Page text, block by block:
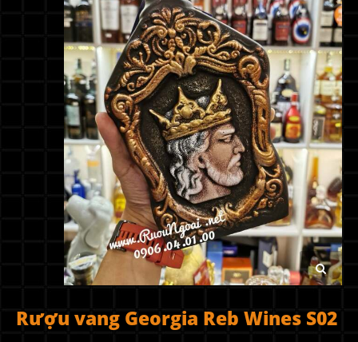
Rượu vang Georgia Reb Wines S02